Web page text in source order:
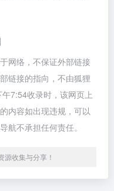
网络，不保证外部链接
链接的指向，不由狐狸
7:54收录时，该网页上
内容如出现违规，可以
航不承担任何责任。
收集与分享！